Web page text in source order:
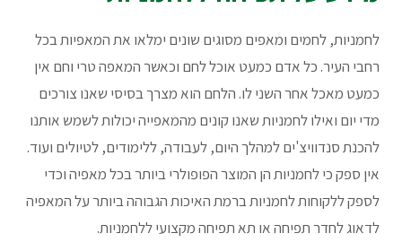
לחמניות, לחמים ומאפים מסוגים שונים ימלאו את המאפיות בכל
רחבי העיר. כל אדם כמעט אוכל לחם וכאשר המאפה טרי וחם אין
כמעט מאכל אחר השני לו. הלחם הוא מצרך בסיסי שאנו צורכים
מדי יום ואילו לחמניות שאנו קונים מהמאפייה יכולות לשמש אותנו
להכנת סנדוויצ'ים למהלך היום, לעבודה, ללימודים, לטיולים ועוד.
אין ספק כי לחמניות הן המוצר הפופולרי ביותר בכל מאפיה וכדי
לספק ללקוחות לחמניות ברמת האיכות הגבוהה ביותר על המאפיה
לדאוג לחדר תפיחה או תא תפיחה מקצועי ללחמניות.